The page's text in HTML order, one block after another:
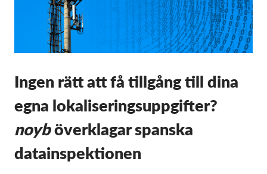
Team
Annual Reports
Jobs
Collective Redress
Media
Contact
Ingen rätt att få tillgång till dina
egna lokaliseringsuppgifter?
noyböverklagar spanska
datainspektionen